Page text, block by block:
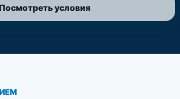
Посмотреть условия